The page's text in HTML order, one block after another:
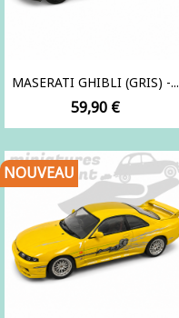
MASERATI GHIBLI (GRIS) -...
Prix
59,90 €
NOUVEAU